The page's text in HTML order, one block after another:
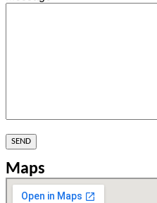
Maps